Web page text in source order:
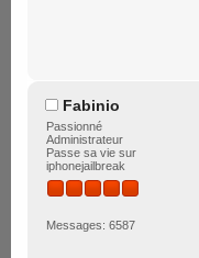
Fabinio
Passionné
Administrateur
Passe sa vie sur
iphonejailbreak
Messages: 6587